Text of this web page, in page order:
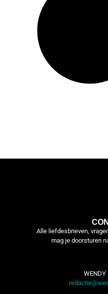
Alle liefdesbrieven,
mag je doorsturen